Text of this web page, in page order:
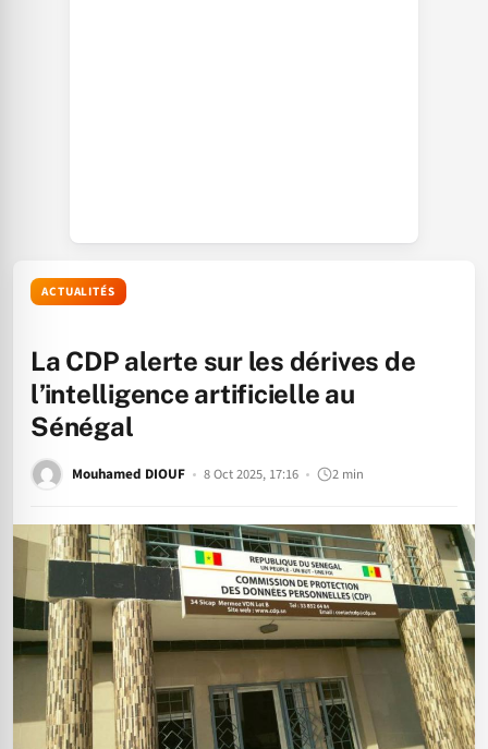
ACTUALITÉS
La CDP alerte sur les dérives de
l’intelligence artificielle au
Sénégal
Mouhamed DIOUF 8 Oct 2025, 17:16 2 min